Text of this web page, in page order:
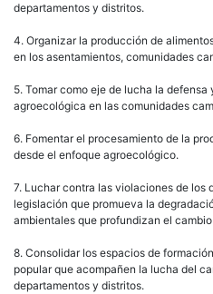
departamentos y distritos.
4. Organizar la producción de
en los asentamientos, comunidades
5. Tomar como eje de lucha la
agroecológica en las comunidades
6. Fomentar el procesamiento de la
desde el enfoque agroecológico.
7. Luchar contra las violaciones de los
legislación que promueva la
ambientales que profundizan el
8. Consolidar los espacios de
popular que acompañen la lucha del
departamentos y distritos.